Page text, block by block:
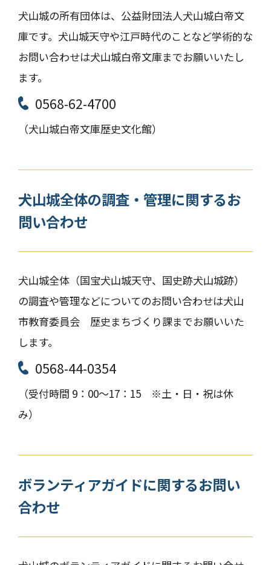
犬山城の所有団体は、公益財団法人犬山城白帝文
庫です。犬山城天守や江戸時代のことなど学術的な
お問い合わせは犬山城白帝文庫までお願いいたし
ます。
0568-62-4700
（犬山城白帝文庫歴史文化館）
犬山城全体の調査・管理に関するお
問い合わせ
犬山城全体（国宝犬山城天守、国史跡犬山城跡）
の調査や管理などについてのお問い合わせは犬山
市教育委員会 歴史まちづくり課までお願いいた
します。
0568-44-0354
（受付時間 9：00～17：15 ※土・日・祝は休
み）
ボランティアガイドに関するお問い
合わせ